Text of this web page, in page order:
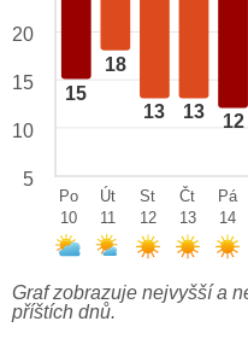
15
18
13 13 12
20
15
10
5
Po
10
Út
11
St
12
Čt
13
Pá
14
Graf zobrazuje nejvyšší a
příštích dnů.